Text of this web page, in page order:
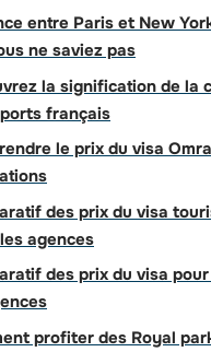
entre Paris et New
ne saviez pas
la signification de la
français
le prix du visa
des prix du visa
agences
des prix du visa
profiter des Royal